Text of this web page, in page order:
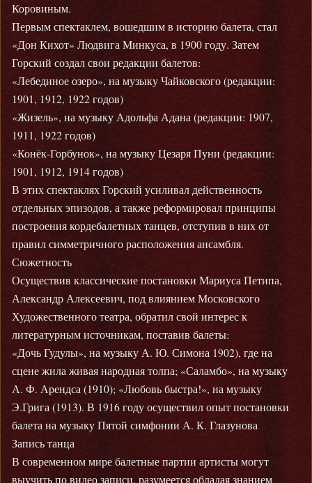
Коровиным.
Первым спектаклем, вошедшим в историю балета, стал
«Дон Кихот» Людвига Минкуса, в 1900 году. Затем
Горский создал свои редакции балетов:
«Лебединое озеро», на музыку Чайковского (редакции:
1901, 1912, 1922 годов)
«Жизель», на музыку Адольфа Адана (редакции: 1907,
1911, 1922 годов)
«Конёк-Горбунок», на музыку Цезаря Пуни (редакции:
1901, 1912, 1914 годов)
В этих спектаклях Горский усиливал действенность
отдельных эпизодов, а также реформировал принципы
построения кордебалетных танцев, отступив в них от
правил симметричного расположения ансамбля.
Сюжетность
Осуществив классические постановки Мариуса Петипа,
Александр Алексеевич, под влиянием Московского
Художественного театра, обратил свой интерес к
литературным источникам, поставив балеты:
«Дочь Гудулы», на музыку А. Ю. Симона 1902), где на
сцене жила живая народная толпа; «Саламбо», на музыку
А. Ф. Арендса (1910); «Любовь быстра!», на музыку
Э.Грига (1913). В 1916 году осуществил опыт постановки
балета на музыку Пятой симфонии А. К. Глазунова
Запись танца
В современном мире балетные партии артисты могут
выучить по видео записи, разумеется обладая знанием